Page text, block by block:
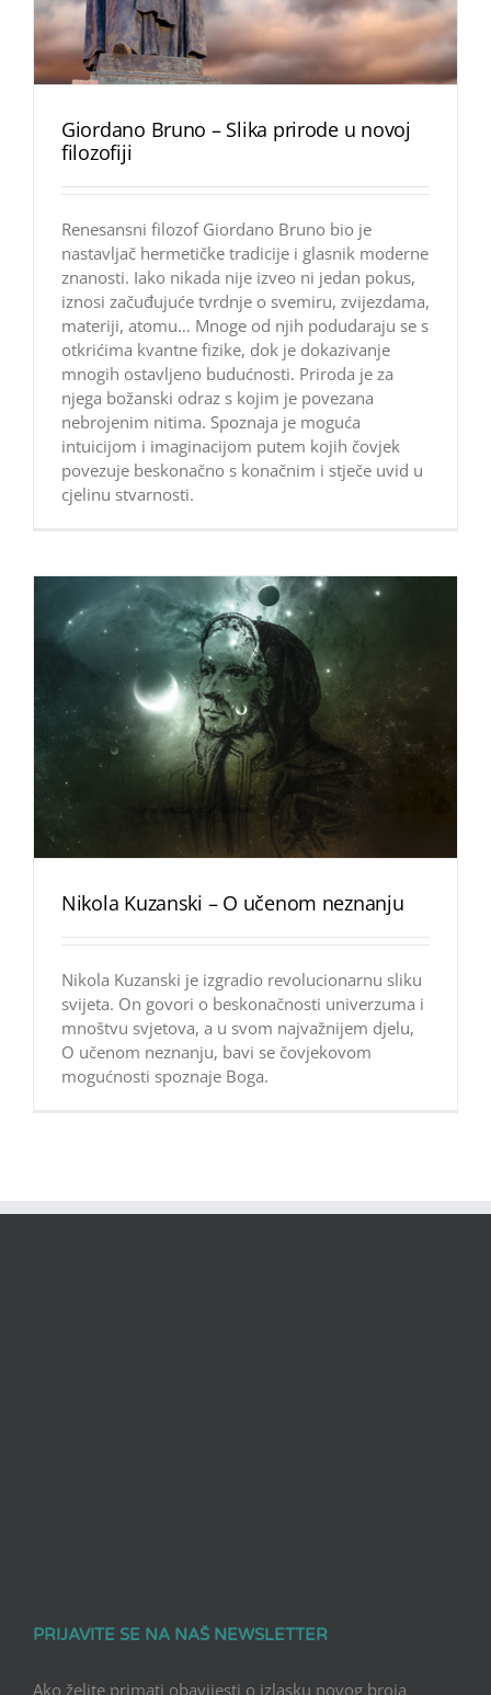
Giordano Bruno – Slika prirode u novoj
filozofiji
Renesansni filozof Giordano Bruno bio je
nastavljač hermetičke tradicije i glasnik moderne
znanosti. Iako nikada nije izveo ni jedan pokus,
iznosi začuđujuće tvrdnje o svemiru, zvijezdama,
materiji, atomu… Mnoge od njih podudaraju se s
otkrićima kvantne fizike, dok je dokazivanje
mnogih ostavljeno budućnosti. Priroda je za
njega božanski odraz s kojim je povezana
nebrojenim nitima. Spoznaja je moguća
intuicijom i imaginacijom putem kojih čovjek
povezuje beskonačno s konačnim i stječe uvid u
cjelinu stvarnosti.
Nikola Kuzanski – O učenom neznanju
Nikola Kuzanski je izgradio revolucionarnu sliku
svijeta. On govori o beskonačnosti univerzuma i
mnoštvu svjetova, a u svom najvažnijem djelu,
O učenom neznanju, bavi se čovjekovom
mogućnosti spoznaje Boga.
PRIJAVITE SE NA NAŠ NEWSLETTER
Ako želite primati obavijesti o izlasku novog broja